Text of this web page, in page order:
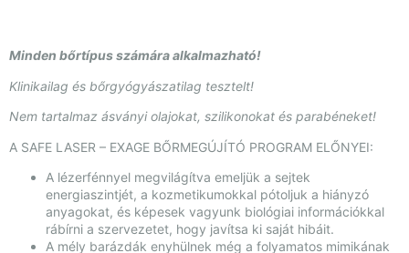
Minden bőrtípus számára alkalmazható!
Klinikailag és bőrgyógyászatilag tesztelt!
Nem tartalmaz ásványi olajokat, szilikonokat és parabéneket!
A SAFE LASER – EXAGE BŐRMEGÚJÍTÓ PROGRAM ELŐNYEI:
A lézerfénnyel megvilágítva emeljük a sejtek
energiaszintjét, a kozmetikumokkal pótoljuk a hiányzó
anyagokat, és képesek vagyunk biológiai információkkal
rábírni a szervezetet, hogy javítsa ki saját hibáit.
A mély barázdák enyhülnek még a folyamatos mimikának